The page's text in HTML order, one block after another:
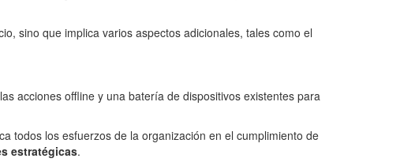
sino que implica varios aspectos adicionales, tales como el
acciones offline y una batería de dispositivos existentes para
todos los esfuerzos de la organización en el cumplimiento de
estratégicas.